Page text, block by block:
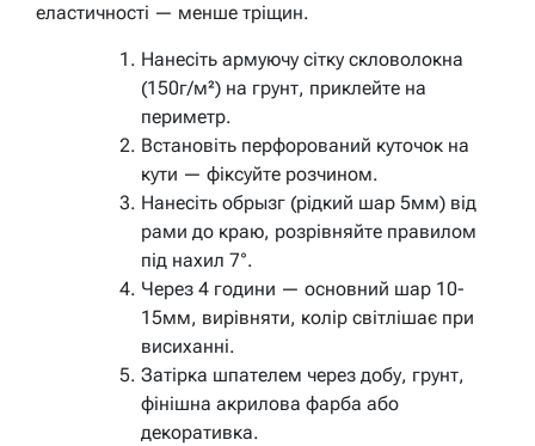
еластичності — менше тріщин.
Нанесіть армуючу сітку скловолокна
(150г/м²) на грунт, приклейте на
периметр.
Встановіть перфорований куточок на
кути — фіксуйте розчином.
Нанесіть обрызг (рідкий шар 5мм) від
рами до краю, розрівняйте правилом
під нахил 7°.
Через 4 години — основний шар 10-
15мм, вирівняти, колір світлішає при
висиханні.
Затірка шпателем через добу, грунт,
фінішна акрилова фарба або
декоративка.